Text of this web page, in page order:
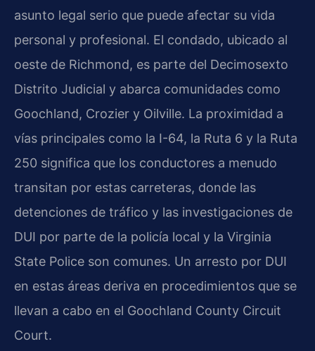
asunto legal serio que puede afectar su vida
personal y profesional. El condado, ubicado al
oeste de Richmond, es parte del Decimosexto
Distrito Judicial y abarca comunidades como
Goochland, Crozier y Oilville. La proximidad a
vías principales como la I-64, la Ruta 6 y la Ruta
250 significa que los conductores a menudo
transitan por estas carreteras, donde las
detenciones de tráfico y las investigaciones de
DUI por parte de la policía local y la Virginia
State Police son comunes. Un arresto por DUI
en estas áreas deriva en procedimientos que se
llevan a cabo en el Goochland County Circuit
Court.